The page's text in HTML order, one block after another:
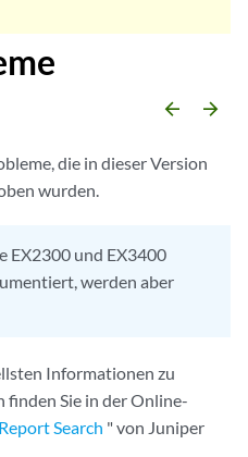
arrow_backward arrow_forward
die in dieser Version
wurden.
EX2300 und EX3400
werden aber
Informationen zu
finden Sie in der Online-
Search " von Juniper